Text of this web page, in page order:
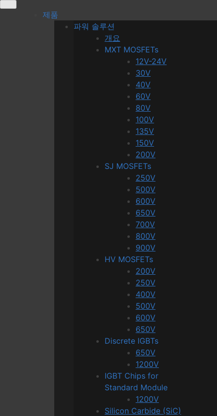
Skip
제품
파워 솔루션
개요
MXT MOSFETs
12V-24V
30V
40V
60V
80V
100V
135V
150V
200V
SJ MOSFETs
250V
500V
600V
650V
700V
800V
900V
HV MOSFETs
200V
250V
400V
500V
600V
650V
Discrete IGBTs
650V
1200V
IGBT Chips for
Standard Module
1200V
Silicon Carbide (SiC)